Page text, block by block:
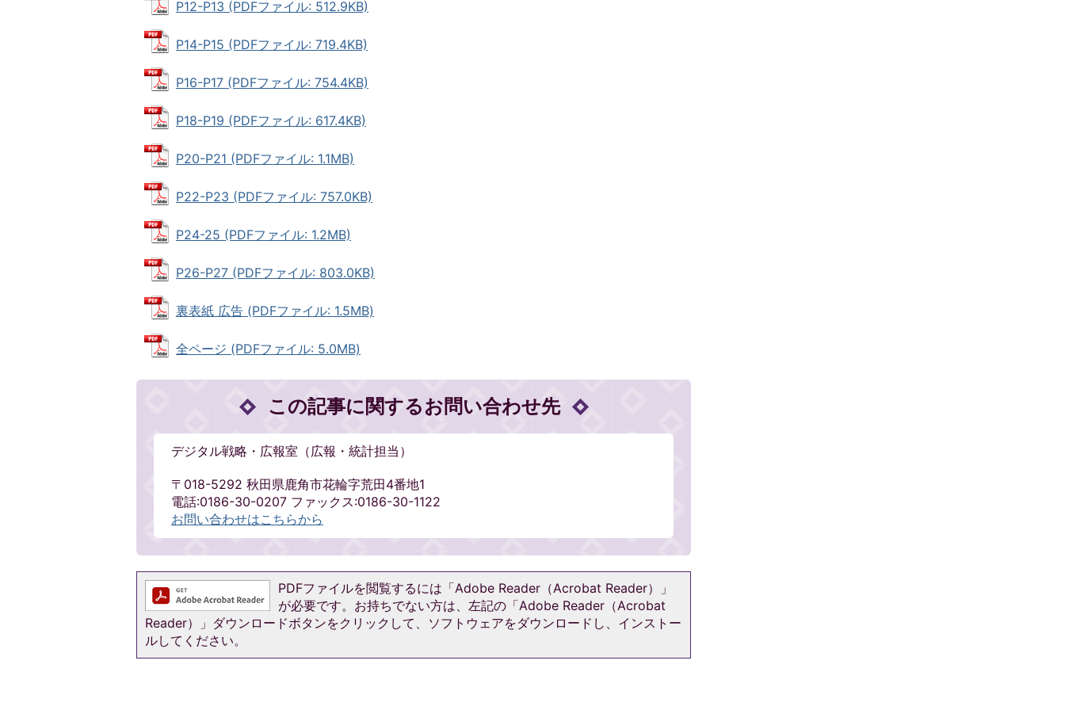
P12-P13 (PDFファイル: 512.9KB)
P14-P15 (PDFファイル: 719.4KB)
P16-P17 (PDFファイル: 754.4KB)
P18-P19 (PDFファイル: 617.4KB)
P20-P21 (PDFファイル: 1.1MB)
P22-P23 (PDFファイル: 757.0KB)
P24-25 (PDFファイル: 1.2MB)
P26-P27 (PDFファイル: 803.0KB)
裏表紙 広告 (PDFファイル: 1.5MB)
全ページ (PDFファイル: 5.0MB)
この記事に関するお問い合わせ先
デジタル戦略・広報室（広報・統計担当）
〒018-5292 秋田県鹿角市花輪字荒田4番地1
電話:0186-30-0207 ファックス:0186-30-1122
お問い合わせはこちらから
PDFファイルを閲覧するには「Adobe Reader（Acrobat Reader）」
が必要です。お持ちでない方は、左記の「Adobe Reader（Acrobat
Reader）」ダウンロードボタンをクリックして、ソフトウェアをダウンロードし、インストー
ルしてください。